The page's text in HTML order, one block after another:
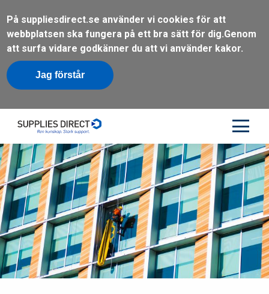
På suppliesdirect.se använder vi cookies för att
webbplatsen ska fungera på ett bra sätt för dig.Genom
att surfa vidare godkänner du att vi använder kakor.
Jag förstår